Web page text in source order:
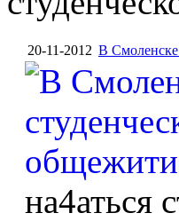
20-11-2012 В Смоленске
на4аться